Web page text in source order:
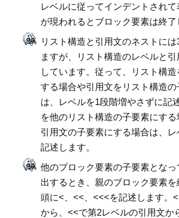
レベルに従ってインデントされ
が現われるとブロック要素は終了
リスト構造と引用文のネストに
ますが、リスト構造のレベルと
しています。従って、リスト構
する場合や引用文をリスト構造
は、レベルを1段階増やさずに記
を他のリスト構造の子要素にす
引用文の子要素にする場合は、
記述します。
他のブロック要素の子要素とな
出するとき、親のブロック要素
頭に<、<<、<<<を記述します。
から、<<で第2レベルの引用文か